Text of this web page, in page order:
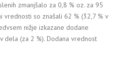
zmanjšalo za 0,8 % oz. za 95
vrednosti so znašali 62 % (32,7 % v
nižje izkazane dodane
dela (za 2 %). Dodana vrednost